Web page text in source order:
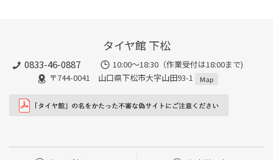
タイヤ館 下松
0833-46-0887
10:00～18:30（作業受付は18:00まで)
〒744-0041 山口県下松市大字山田93-1
Map